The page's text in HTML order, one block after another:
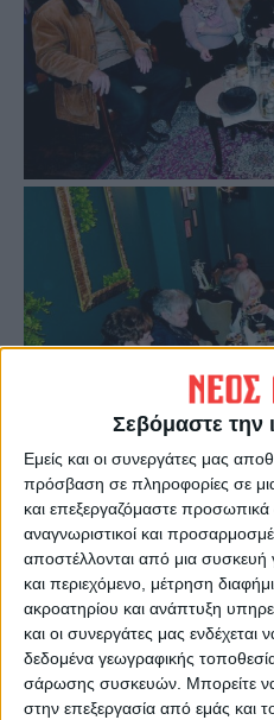
Σεβόμαστε την
Εμείς και οι συνεργάτες μας
πρόσβαση σε πληροφορίες σε
και επεξεργαζόμαστε
αναγνωριστικοί και
αποστέλλονται από μια συσκευή
και περιεχόμενο, μέτρηση
ακροατηρίου και ανάπτυξη
και οι συνεργάτες μας
δεδομένα γεωγραφικής
σάρωσης συσκευών. Μπορείτε να
στην επεξεργασία από εμάς και